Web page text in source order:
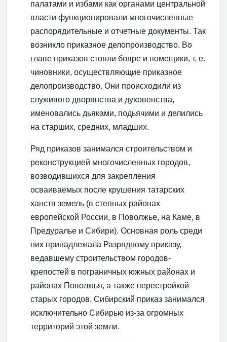
палатами и избами как органами центральной
власти функционировали многочисленные
распорядительные и отчетные документы. Так
возникло приказное делопроизводство. Во
главе приказов стояли бояре и помещики, т. е.
чиновники, осуществляющие приказное
делопроизводство. Они происходили из
служивого дворянства и духовенства,
именовались дьяками, подьячими и делились
на старших, средних, младших.
Ряд приказов занимался строительством и
реконструкцией многочисленных городов,
возводившихся для закрепления
осваиваемых после крушения татарских
ханств земель (в степных районах
европейской России, в Поволжье, на Каме, в
Предуралье и Сибири). Основная роль среди
них принадлежала Разрядному приказу,
ведавшему строительством городов-
крепостей в пограничных южных районах и
районах Поволжья, а также перестройкой
старых городов. Сибирский приказ занимался
исключительно Сибирью из-за огромных
территорий этой земли.